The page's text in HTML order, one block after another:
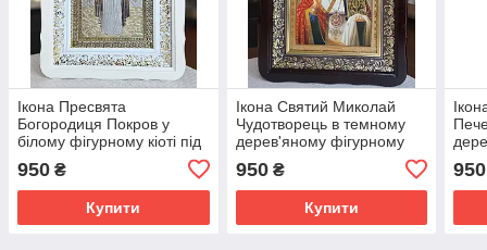
Ікона Пресвята
Богородиця Покров у
білому фігурному кіоті під
сюжет 20*30.
950 ₴
Купити
Ікона Святий Миколай
Чудотворець в темному
дерев'яному фігурному
кіота 39*29,сюжет 20×30
950₴
Купити
950